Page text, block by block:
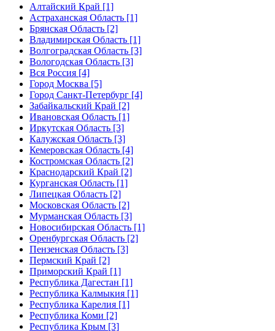
Алтайский Край [1]
Астраханская Область [1]
Брянская Область [2]
Владимирская Область [1]
Волгоградская Область [3]
Вологодская Область [3]
Вся Россия [4]
Город Москва [5]
Город Санкт-Петербург [4]
Забайкальский Край [2]
Ивановская Область [1]
Иркутская Область [3]
Калужская Область [3]
Кемеровская Область [4]
Костромская Область [2]
Краснодарский Край [2]
Курганская Область [1]
Липецкая Область [2]
Московская Область [2]
Мурманская Область [3]
Новосибирская Область [1]
Оренбургская Область [2]
Пензенская Область [3]
Пермский Край [2]
Приморский Край [1]
Республика Дагестан [1]
Республика Калмыкия [1]
Республика Карелия [1]
Республика Коми [2]
Республика Крым [3]